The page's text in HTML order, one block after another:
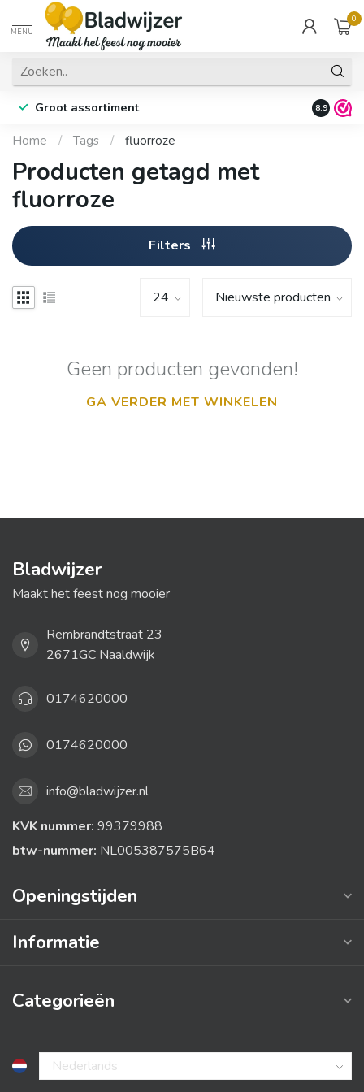
MENU
0
Groot assortiment Fysieke
8.9
Home / Tags / fluorroze
Producten getagd met
fluorroze
Filters
Geen producten gevonden!
GA VERDER MET WINKELEN
Bladwijzer
Maakt het feest nog mooier
Rembrandtstraat 23
2671GC Naaldwijk
0174620000
0174620000
info@bladwijzer.nl
KVK nummer: 99379988
btw-nummer: NL005387575B64
Openingstijden
Informatie
Categorieën